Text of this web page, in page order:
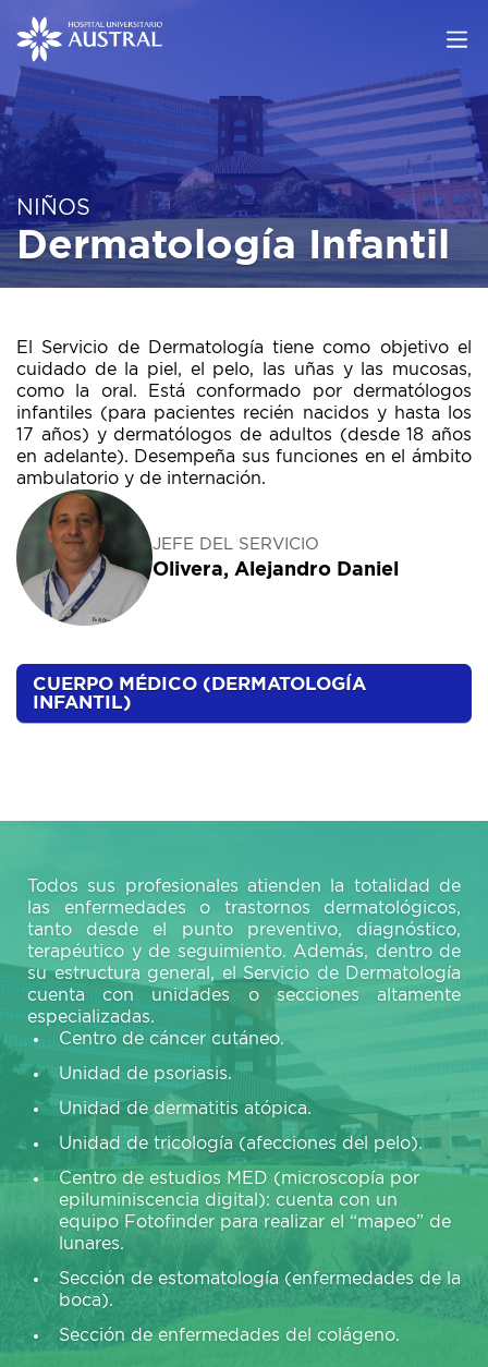
NIÑOS
Dermatología Infantil
El Servicio de Dermatología tiene como objetivo el
cuidado de la piel, el pelo, las uñas y las mucosas,
como la oral. Está conformado por dermatólogos
infantiles (para pacientes recién nacidos y hasta los
17 años) y dermatólogos de adultos (desde 18 años
en adelante). Desempeña sus funciones en el ámbito
ambulatorio y de internación.
JEFE DEL SERVICIO
Olivera, Alejandro Daniel
CUERPO MÉDICO (DERMATOLOGÍA
INFANTIL)
Todos sus profesionales atienden la totalidad de
las enfermedades o trastornos dermatológicos,
tanto desde el punto preventivo, diagnóstico,
terapéutico y de seguimiento. Además, dentro de
su estructura general, el Servicio de Dermatología
cuenta con unidades o secciones altamente
especializadas.
Centro de cáncer cutáneo.
Unidad de psoriasis.
Unidad de dermatitis atópica.
Unidad de tricología (afecciones del pelo).
Centro de estudios MED (microscopía por
epiluminiscencia digital): cuenta con un
equipo Fotofinder para realizar el “mapeo” de
lunares.
Sección de estomatología (enfermedades de la
boca).
Sección de enfermedades del colágeno.